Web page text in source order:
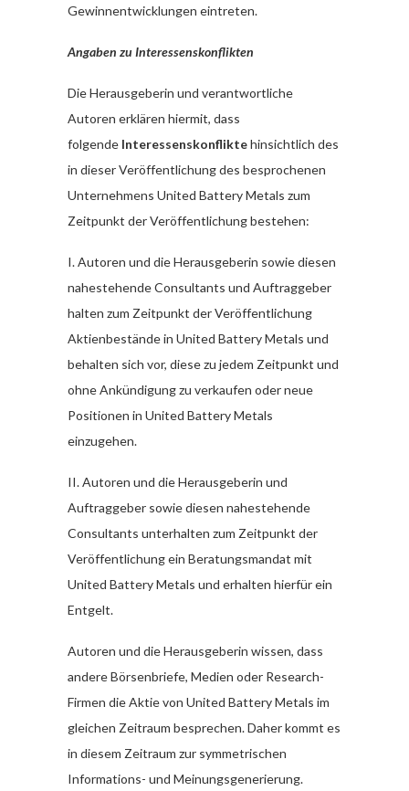
Gewinnentwicklungen eintreten.
Angaben zu Interessenskonflikten
Die Herausgeberin und verantwortliche
Autoren erklären hiermit, dass
folgende Interessenskonfliktehinsichtlich des
in dieser Veröffentlichung des besprochenen
Unternehmens United Battery Metals zum
Zeitpunkt der Veröffentlichung bestehen:
I. Autoren und die Herausgeberin sowie diesen
nahestehende Consultants und Auftraggeber
halten zum Zeitpunkt der Veröffentlichung
Aktienbestände in United Battery Metals und
behalten sich vor, diese zu jedem Zeitpunkt und
ohne Ankündigung zu verkaufen oder neue
Positionen in United Battery Metals
einzugehen.
II. Autoren und die Herausgeberin und
Auftraggeber sowie diesen nahestehende
Consultants unterhalten zum Zeitpunkt der
Veröffentlichung ein Beratungsmandat mit
United Battery Metals und erhalten hierfür ein
Entgelt.
Autoren und die Herausgeberin wissen, dass
andere Börsenbriefe, Medien oder Research-
Firmen die Aktie von United Battery Metals im
gleichen Zeitraum besprechen. Daher kommt es
in diesem Zeitraum zur symmetrischen
Informations- und Meinungsgenerierung.